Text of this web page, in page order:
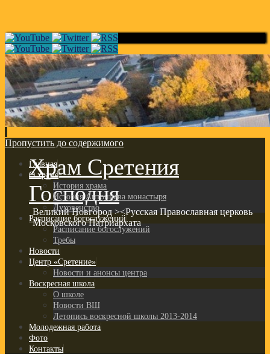
Храм Сретения
Господня
Великий Новгород ><Русская Православная церковь
Московского Патриархата
Пропустить до содержимого
Главная
О храме
История храма
История Антониева монастыря
Духовенство
Расписание богослужений
Расписание богослужений
Требы
Новости
Центр «Сретение»
Новости и анонсы центра
Воскресная школа
О школе
Новости ВШ
Летопись воскресной школы 2013-2014
Молодежная работа
Фото
Контакты